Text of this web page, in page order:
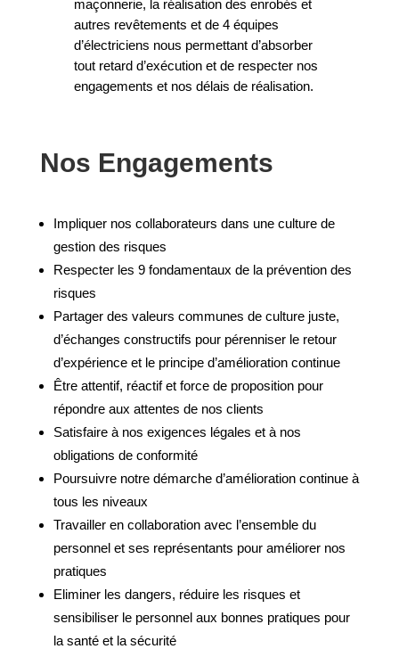
maçonnerie, la réalisation des enrobés et
autres revêtements et de 4 équipes
d’électriciens nous permettant d’absorber
tout retard d’exécution et de respecter nos
engagements et nos délais de réalisation.
Nos Engagements
Impliquer nos collaborateurs dans une culture de
gestion des risques
Respecter les 9 fondamentaux de la prévention des
risques
Partager des valeurs communes de culture juste,
d’échanges constructifs pour pérenniser le retour
d’expérience et le principe d’amélioration continue
Être attentif, réactif et force de proposition pour
répondre aux attentes de nos clients
Satisfaire à nos exigences légales et à nos
obligations de conformité
Poursuivre notre démarche d’amélioration continue à
tous les niveaux
Travailler en collaboration avec l’ensemble du
personnel et ses représentants pour améliorer nos
pratiques
Eliminer les dangers, réduire les risques et
sensibiliser le personnel aux bonnes pratiques pour
la santé et la sécurité